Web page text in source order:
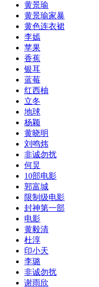
​黄景瑜
​黄景瑜家暴
黄色连衣裙
​李嫣
​苹果
​香蕉
​银耳
​蓝莓
​红西柚
​立冬
​地球
杨颖
​黄晓明
​刘鸣炜
非诚勿扰
​何炅
10部电影
​郭富城
限制级电影
封神第一部
​电影
​黄毅清
杜淳
​印小天
李璐
​非诚勿扰
​谢雨欣